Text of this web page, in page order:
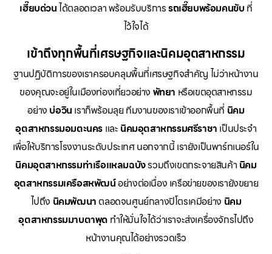
เฮี๊ยบด่วนได้ตลอดเวลา พร้อมรับบริการรถเฮี๊ยบพร้อมคนขับ ที่
ไว้ใจได้
เข้าถึงทุกพื้นที่เศรษฐกิจและนิคมอุตสาหกรรม
ฐานปฏิบัติการของเราครอบคลุมพื้นที่เศรษฐกิจสำคัญ ไม่ว่าหน้างาน
ของคุณจะอยู่ในเมืองท่องเที่ยวอย่าง พัทยา หรือเขตอุตสาหกรรม
อย่าง บ่อวิน เราก็พร้อมลุย ทีมงานของเราเข้าออกพื้นที่ นิคม
อุตสาหกรรมอมตะนครและ นิคมอุตสาหกรรมศรีราชา เป็นประจำ
เพื่อให้บริการโรงงานระดับประเทศ นอกจากนี้ เรายังเป็นพาร์ทเนอร์ใน
นิคมอุตสาหกรรมท่าเรือแหลมฉบังรวมถึงเขตกระจายสินค้า นิคม
อุตสาหกรรมเครือสหพัฒน์อย่างต่อเนื่อง เครือข่ายของเรายังขยาย
ไปถึง นิคมพัฒนา ตลอดจนศูนย์กลางปิโตรเคมีอย่าง นิคม
อุตสาหกรรมมาบตาพุด ทำให้มั่นใจได้ว่าเราจะส่งเครื่องจักรไปถึง
หน้างานคุณได้อย่างรวดเร็ว